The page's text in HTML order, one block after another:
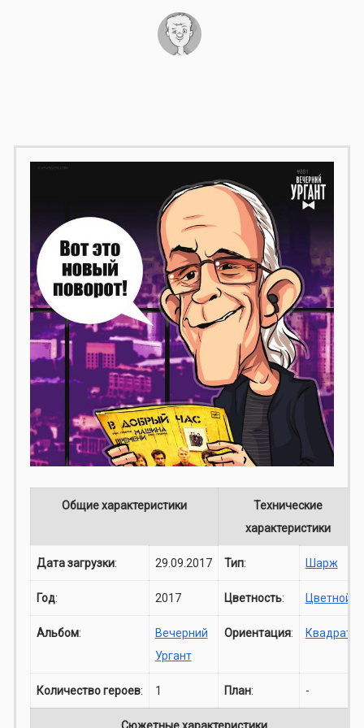
Общие характеристики
Технические
характеристики
Дата загрузки: 29.09.2017 Тип: Шарж
Год: 2017 Цветность: Цветной
Альбом:
Вечерний
Ургант
Ориентация: Квадрат
Количество героев: 1 План: -
Сюжетные характеристики